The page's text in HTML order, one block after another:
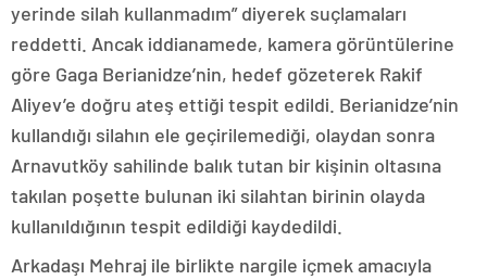
yerinde silah kullanmadım” diyerek suçlamaları
reddetti. Ancak iddianamede, kamera görüntülerine
göre Gaga Berianidze’nin, hedef gözeterek Rakif
Aliyev’e doğru ateş ettiği tespit edildi. Berianidze’nin
kullandığı silahın ele geçirilemediği, olaydan sonra
Arnavutköy sahilinde balık tutan bir kişinin oltasına
takılan poşette bulunan iki silahtan birinin olayda
kullanıldığının tespit edildiği kaydedildi.
Arkadaşı Mehraj ile birlikte nargile içmek amacıyla